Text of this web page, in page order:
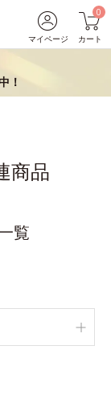
マイページ
0
カート
！
商品
覧